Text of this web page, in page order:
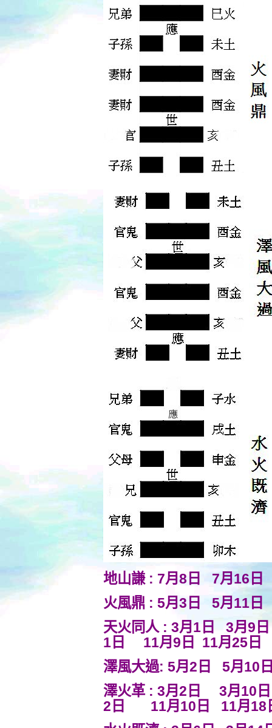
地山謙 : 7月8日 7月16
火風鼎 : 5月3日 5月11
天火同人 : 3月1日 3月9
1日 11月9日
11月25日
澤風大過: 5月2日 5月10
澤火革 : 3月2日 3月10
2日 11月10日 11月18